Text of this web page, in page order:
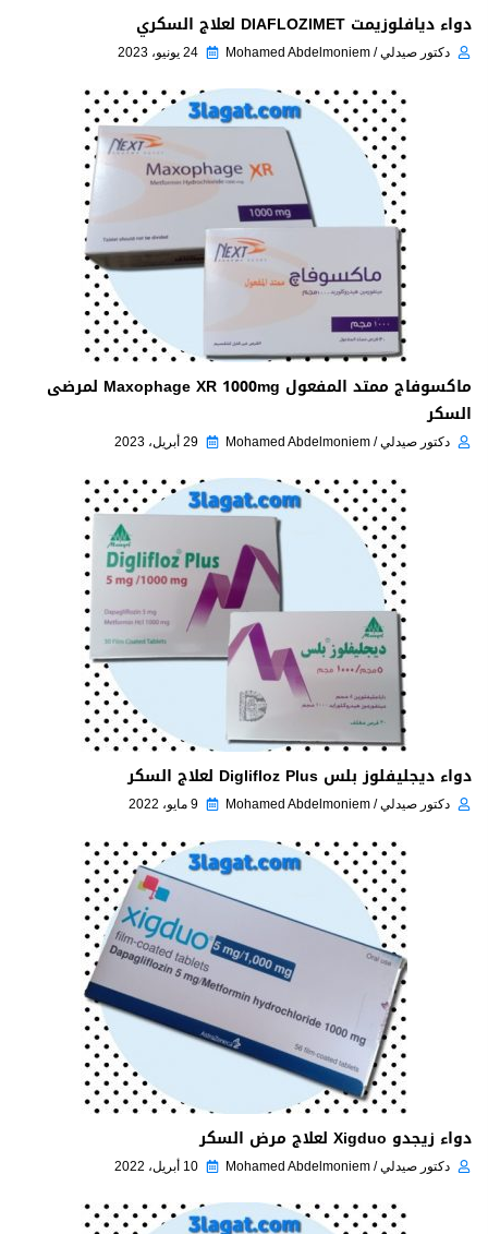
دواء ديافلوزيمت DIAFLOZIMET لعلاج السكري
دكتور صيدلي / Mohamed Abdelmoniem 24 يونيو، 2023
ماكسوفاج ممتد المفعول Maxophage XR 1000mg لمرضى
السكر
دكتور صيدلي / Mohamed Abdelmoniem 29 أبريل، 2023
دواء ديجليفلوز بلس Diglifloz Plus لعلاج السكر
دكتور صيدلي / Mohamed Abdelmoniem 9 مايو، 2022
دواء زيجدو Xigduo لعلاج مرض السكر
دكتور صيدلي / Mohamed Abdelmoniem 10 أبريل، 2022